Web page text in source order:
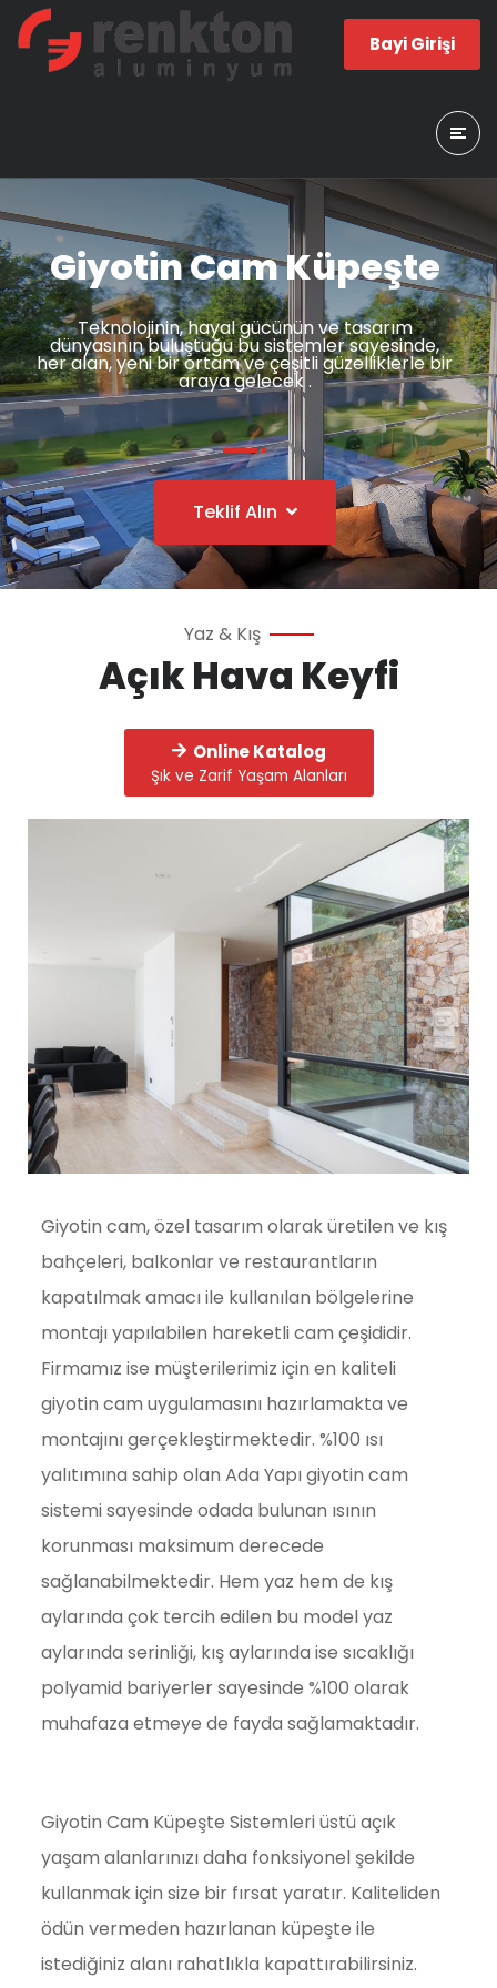
Bayi Girişi
Giyotin Cam Küpeşte
Teknolojinin, hayal gücünün ve tasarım
dünyasının buluştuğu bu sistemler sayesinde,
her alan, yeni bir ortam ve çeşitli güzelliklerle bir
araya gelecek .
Teklif Alın
Yaz & Kış
Açık Hava Keyfi
Online Katalog
Şık ve Zarif Yaşam Alanları
Giyotin cam, özel tasarım olarak üretilen ve kış
bahçeleri, balkonlar ve restaurantların
kapatılmak amacı ile kullanılan bölgelerine
montajı yapılabilen hareketli cam çeşididir.
Firmamız ise müşterilerimiz için en kaliteli
giyotin cam uygulamasını hazırlamakta ve
montajını gerçekleştirmektedir. %100 ısı
yalıtımına sahip olan Ada Yapı giyotin cam
sistemi sayesinde odada bulunan ısının
korunması maksimum derecede
sağlanabilmektedir. Hem yaz hem de kış
aylarında çok tercih edilen bu model yaz
aylarında serinliği, kış aylarında ise sıcaklığı
polyamid bariyerler sayesinde %100 olarak
muhafaza etmeye de fayda sağlamaktadır.
Giyotin Cam Küpeşte Sistemleri üstü açık
yaşam alanlarınızı daha fonksiyonel şekilde
kullanmak için size bir fırsat yaratır. Kaliteliden
ödün vermeden hazırlanan küpeşte ile
istediğiniz alanı rahatlıkla kapattırabilirsiniz.